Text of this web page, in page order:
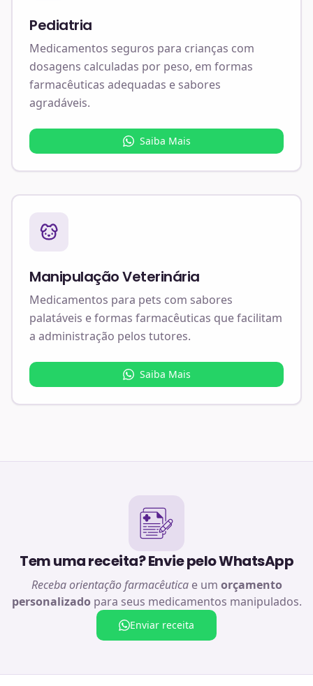
Pediatria
Medicamentos seguros para crianças com
dosagens calculadas por peso, em formas
farmacêuticas adequadas e sabores
agradáveis.
Saiba Mais
Manipulação Veterinária
Medicamentos para pets com sabores
palatáveis e formas farmacêuticas que facilitam
a administração pelos tutores.
Saiba Mais
Tem uma receita? Envie pelo WhatsApp
Receba orientação farmacêuticae um orçamento
personalizado para seus medicamentos manipulados.
Enviar receita